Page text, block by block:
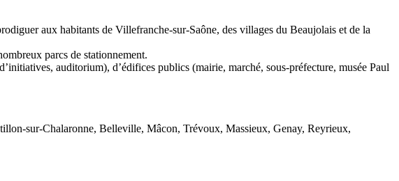
aux habitants de Villefranche-sur-Saône, des villages du Beaujolais et de la
parcs de stationnement.
auditorium), d’édifices publics (mairie, marché, sous-préfecture, musée Paul
sur-Chalaronne, Belleville, Mâcon, Trévoux, Massieux, Genay, Reyrieux,